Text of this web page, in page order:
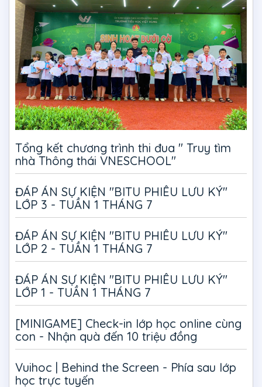
Tổng kết chương trình thi đua " Truy tìm
nhà Thông thái VNESCHOOL"
ĐÁP ÁN SỰ KIỆN "BITU PHIÊU LƯU KÝ"
LỚP 3 - TUẦN 1 THÁNG 7
ĐÁP ÁN SỰ KIỆN "BITU PHIÊU LƯU KÝ"
LỚP 2 - TUẦN 1 THÁNG 7
ĐÁP ÁN SỰ KIỆN "BITU PHIÊU LƯU KÝ"
LỚP 1 - TUẦN 1 THÁNG 7
[MINIGAME] Check-in lớp học online cùng
con - Nhận quà đến 10 triệu đồng
Vuihoc | Behind the Screen - Phía sau lớp
học trực tuyến